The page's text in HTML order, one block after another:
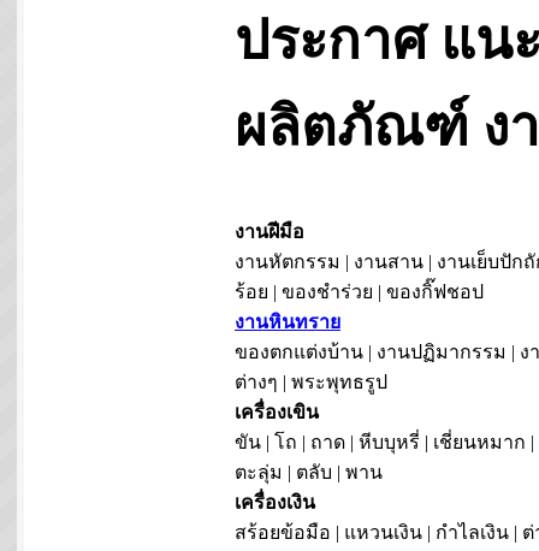
ประกาศ แน
ผลิตภัณฑ์ ง
งานฝีมือ
งานหัตกรรม | งานสาน | งานเย็บปัก
ร้อย | ของชำร่วย | ของกิ๊ฟชอป
งานหินทราย
ของตกแต่งบ้าน | งานปฏิมากรรม | ง
ต่างๆ | พระพุทธรูป
เครื่องเขิน
ขัน | โถ | ถาด | หีบบุหรี่ | เชี่ยนหมาก |
ตะลุ่ม | ตลับ | พาน
เครื่องเงิน
สร้อยข้อมือ | แหวนเงิน | กำไลเงิน | ต่